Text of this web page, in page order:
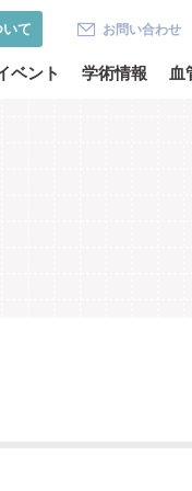
ベント 学術情報 血
て お問い合わせ